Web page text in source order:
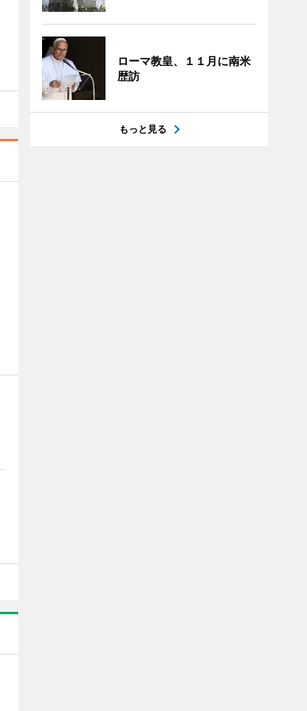
ローマ教皇、１１月に南米
歴訪
もっと見る